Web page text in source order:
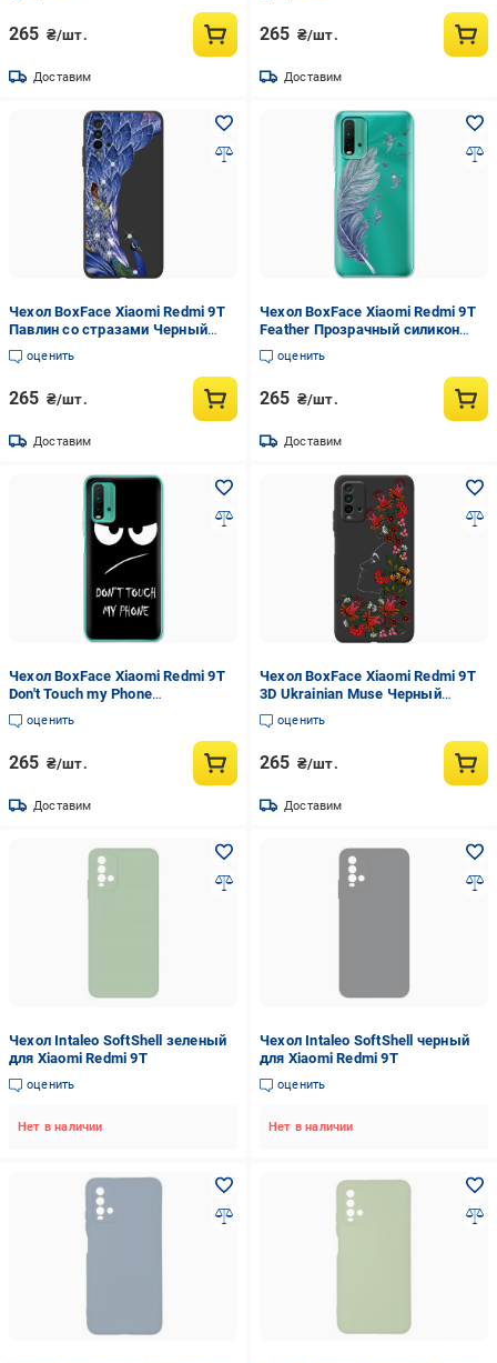
265 ₴/шт.
Доставим
265 ₴/шт.
Доставим
Чехол BoxFace Xiaomi Redmi 9T
Павлин со стразами Черный
силикон (41685-rs7-42106)
оценить
265 ₴/шт.
Доставим
Чехол BoxFace Xiaomi Redmi 9T
Feather Прозрачный силикон
(41685-cc38-41685)
оценить
265 ₴/шт.
Доставим
Чехол BoxFace Xiaomi Redmi 9T
Don't Touch my Phone
Прозрачный силикон (41685-
up535-41685)
оценить
265 ₴/шт.
Доставим
Чехол BoxFace Xiaomi Redmi 9T
3D Ukrainian Muse Черный
силикон (41685-bk64-42106)
оценить
265 ₴/шт.
Доставим
Чехол Intaleo SoftShell зеленый
для Xiaomi Redmi 9T
оценить
Нет в наличии
Чехол Intaleo SoftShell черный
для Xiaomi Redmi 9T
оценить
Нет в наличии